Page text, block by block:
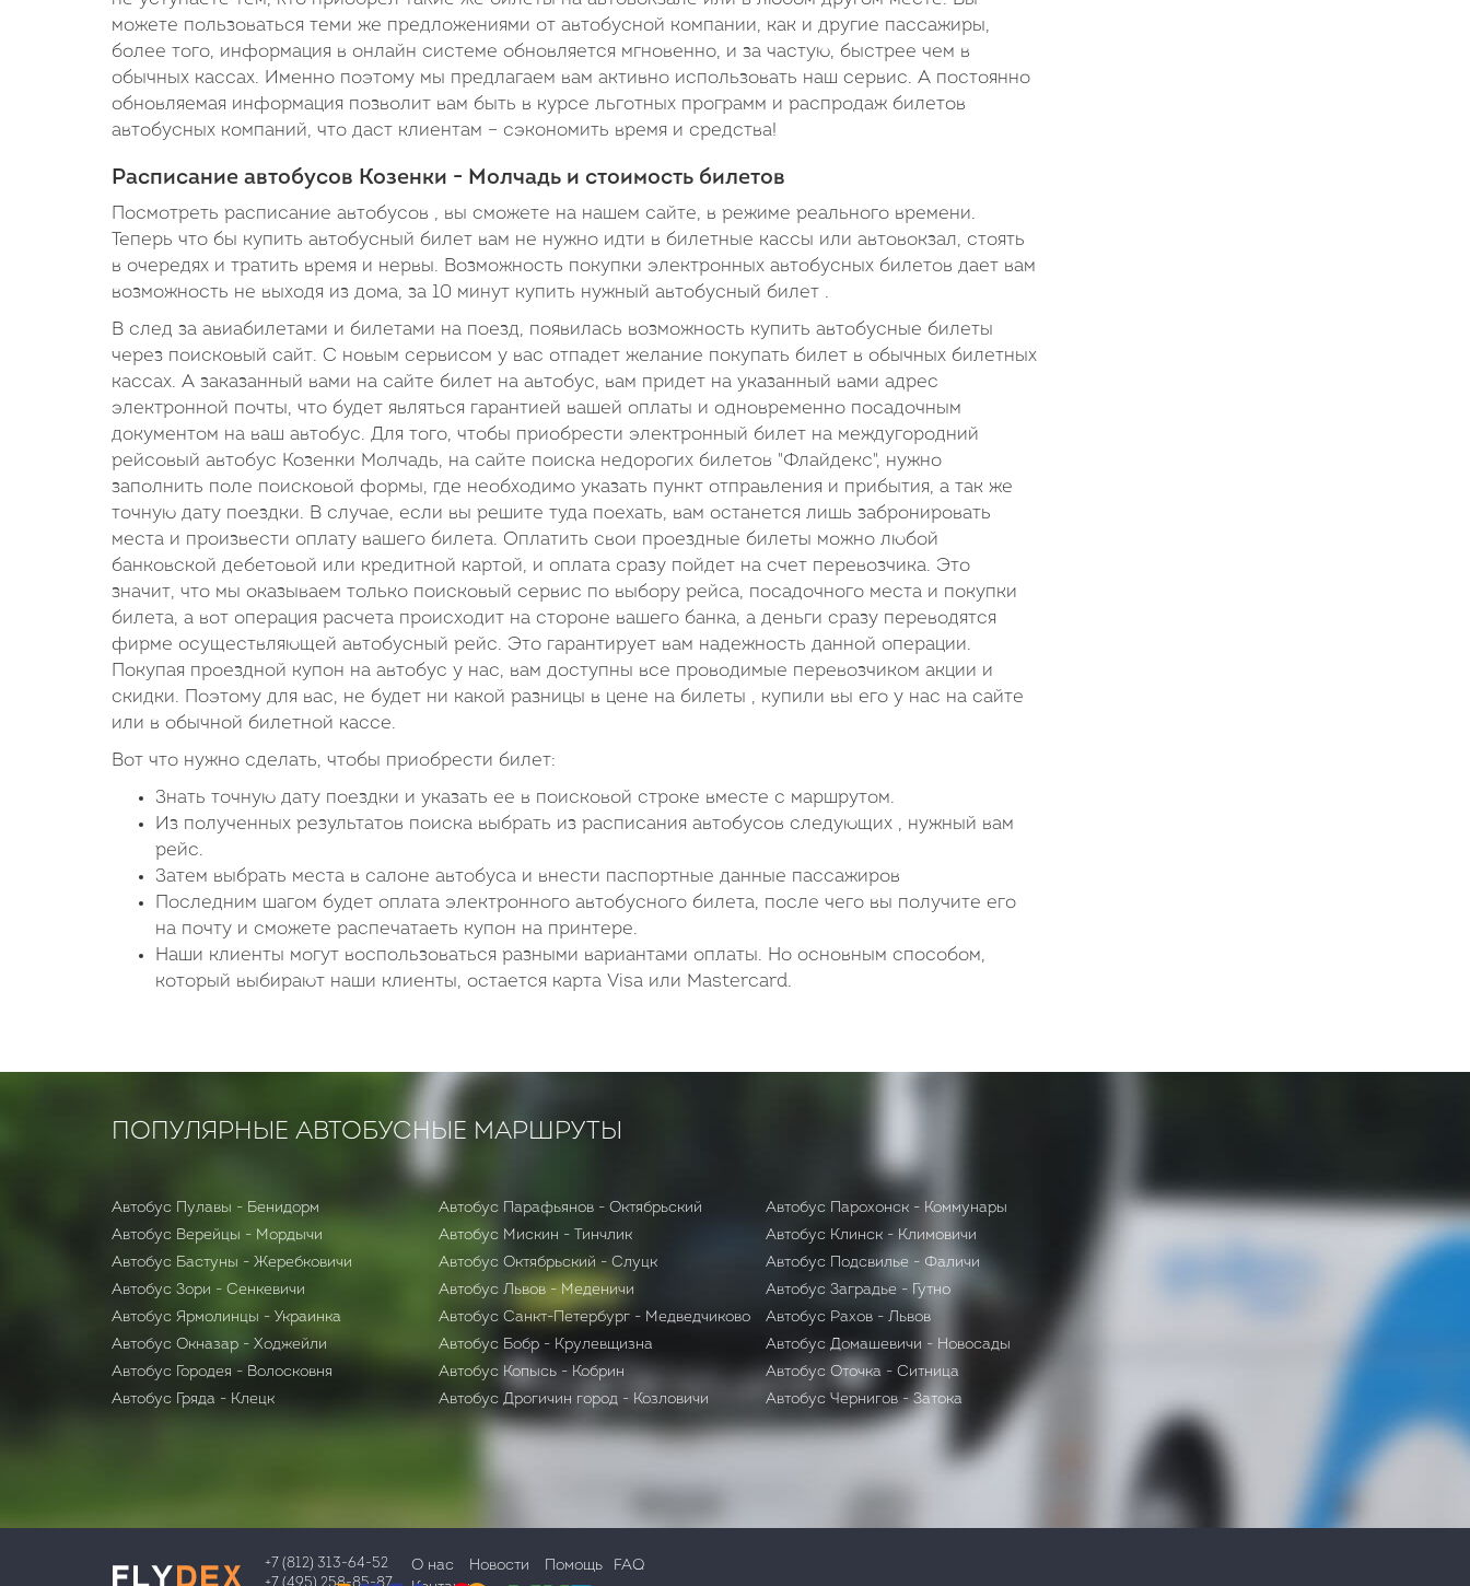
можете пользоваться теми же предложениями от автобусной компании, как и другие пассажиры,
более того, информация в онлайн системе обновляется мгновенно, и за частую, быстрее чем в
обычных кассах. Именно поэтому мы предлагаем вам активно использовать наш сервис. А постоянно
обновляемая информация позволит вам быть в курсе льготных программ и распродаж билетов
автобусных компаний, что даст клиентам – сэкономить время и средства!
Расписание автобусов Козенки - Молчадь и стоимость билетов
Посмотреть расписание автобусов , вы сможете на нашем сайте, в режиме реального времени.
Теперь что бы купить автобусный билет вам не нужно идти в билетные кассы или автовокзал, стоять
в очередях и тратить время и нервы. Возможность покупки электронных автобусных билетов дает вам
возможность не выходя из дома, за 10 минут купить нужный автобусный билет .
В след за авиабилетами и билетами на поезд, появилась возможность купить автобусные билеты
через поисковый сайт. С новым сервисом у вас отпадет желание покупать билет в обычных билетных
кассах. А заказанный вами на сайте билет на автобус, вам придет на указанный вами адрес
электронной почты, что будет являться гарантией вашей оплаты и одновременно посадочным
документом на ваш автобус. Для того, чтобы приобрести электронный билет на междугородний
рейсовый автобус Козенки Молчадь, на сайте поиска недорогих билетов "Флайдекс", нужно
заполнить поле поисковой формы, где необходимо указать пункт отправления и прибытия, а так же
точную дату поездки. В случае, если вы решите туда поехать, вам останется лишь забронировать
места и произвести оплату вашего билета. Оплатить свои проездные билеты можно любой
банковской дебетовой или кредитной картой, и оплата сразу пойдет на счет перевозчика. Это
значит, что мы оказываем только поисковый сервис по выбору рейса, посадочного места и покупки
билета, а вот операция расчета происходит на стороне вашего банка, а деньги сразу переводятся
фирме осуществляющей автобусный рейс. Это гарантирует вам надежность данной операции.
Покупая проездной купон на автобус у нас, вам доступны все проводимые перевозчиком акции и
скидки. Поэтому для вас, не будет ни какой разницы в цене на билеты , купили вы его у нас на сайте
или в обычной билетной кассе.
Вот что нужно сделать, чтобы приобрести билет:
Знать точную дату поездки и указать ее в поисковой строке вместе с маршрутом.
Из полученных результатов поиска выбрать из расписания автобусов следующих , нужный вам
рейс.
Затем выбрать места в салоне автобуса и внести паспортные данные пассажиров
Последним шагом будет оплата электронного автобусного билета, после чего вы получите его
на почту и сможете распечатаеть купон на принтере.
Наши клиенты могут воспользоваться разными вариантами оплаты. Но основным способом,
который выбирают наши клиенты, остается карта Visa или Mastercard.
ПОПУЛЯРНЫЕ АВТОБУСНЫЕ МАРШРУТЫ
Автобус Пулавы - Бенидорм
Автобус Верейцы - Мордычи
Автобус Бастуны - Жеребковичи
Автобус Зори - Сенкевичи
Автобус Ярмолинцы - Украинка
Автобус Окназар - Ходжейли
Автобус Городея - Волосковня
Автобус Гряда - Клецк
Автобус Парафьянов - Октябрьский
Автобус Мискин - Тинчлик
Автобус Октябрьский - Слуцк
Автобус Львов - Меденичи
Автобус Санкт-Петербург - Медведчиково
Автобус Бобр - Крулевщизна
Автобус Копысь - Кобрин
Автобус Дрогичин город - Козловичи
Автобус Парохонск - Коммунары
Автобус Клинск - Климовичи
Автобус Подсвилье - Фаличи
Автобус Заградье - Гутно
Автобус Рахов - Львов
Автобус Домашевичи - Новосады
Автобус Оточка - Ситница
Автобус Чернигов - Затока
+7 (812) 313-64-52
О нас Новости Помощь
FAQ